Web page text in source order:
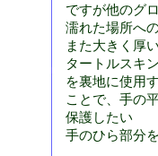
ですが他のグ
濡れた場所へ
また大きく厚
タートルスキ
を裏地に使用
ことで、手の
保護したい
手のひら部分